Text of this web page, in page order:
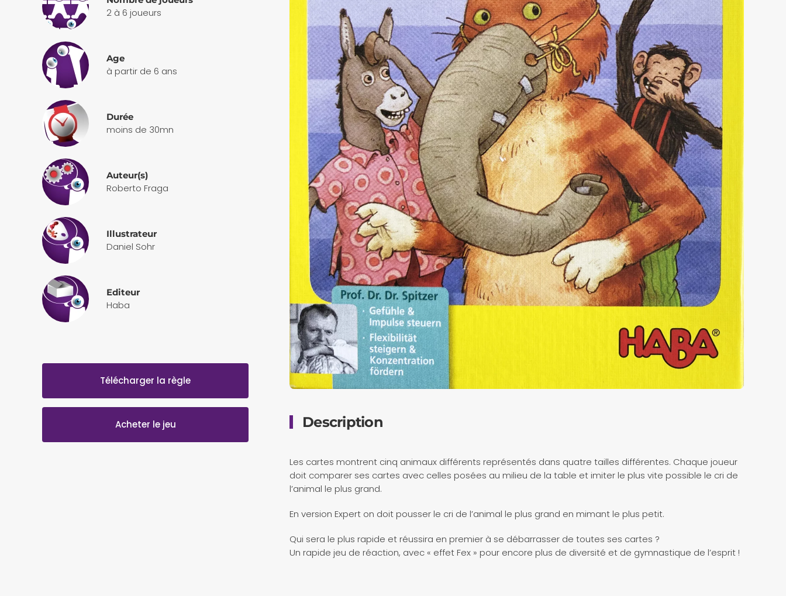
2 à 6 joueurs
Age
à partir de 6 ans
Durée
moins de 30mn
Auteur(s)
Roberto Fraga
Illustrateur
Daniel Sohr
Editeur
Haba
Télécharger la règle
Acheter le jeu Description
Les cartes montrent cinq animaux différents représentés dans quatre tailles différentes. Chaque joueur
doit comparer ses cartes avec celles posées au milieu de la table et imiter le plus vite possible le cri de
l’animal le plus grand.
En version Expert on doit pousser le cri de l’animal le plus grand en mimant le plus petit.
Qui sera le plus rapide et réussira en premier à se débarrasser de toutes ses cartes ?
Un rapide jeu de réaction, avec « effet Fex » pour encore plus de diversité et de gymnastique de l’esprit !